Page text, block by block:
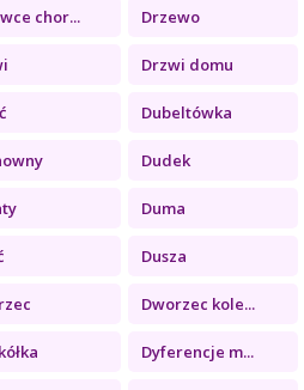
chor... Drzewo
Drzwi domu
Dubeltówka
Dudek
Duma
Dusza
Dworzec kole...
Dyferencje m...